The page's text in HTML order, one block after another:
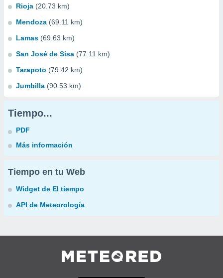
Rioja (20.73 km)
Mendoza (69.11 km)
Lamas (69.63 km)
San José de Sisa (77.11 km)
Tarapoto (79.42 km)
Jumbilla (90.53 km)
Tiempo...
PDF
Más información
Tiempo en tu Web
Widget de El tiempo
API de Meteorología